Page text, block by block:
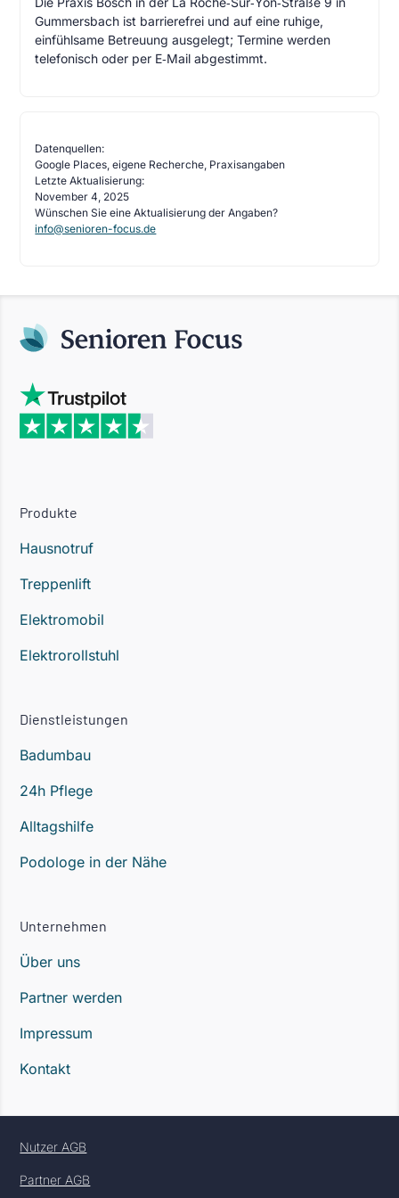
Gummersbach ist barrierefrei und auf eine ruhige,
einfühlsame Betreuung ausgelegt; Termine werden
telefonisch oder per E‑Mail abgestimmt.
Datenquellen:
Google Places, eigene Recherche, Praxisangaben
Letzte Aktualisierung:
November 4, 2025
Wünschen Sie eine Aktualisierung der Angaben?
info@senioren-focus.de
Produkte
Hausnotruf
Treppenlift
Elektromobil
Elektrorollstuhl
Dienstleistungen
Badumbau
24h Pflege
Alltagshilfe
Podologe in der Nähe
Unternehmen
Über uns
Partner werden
Impressum
Kontakt
Nutzer AGB
Partner AGB